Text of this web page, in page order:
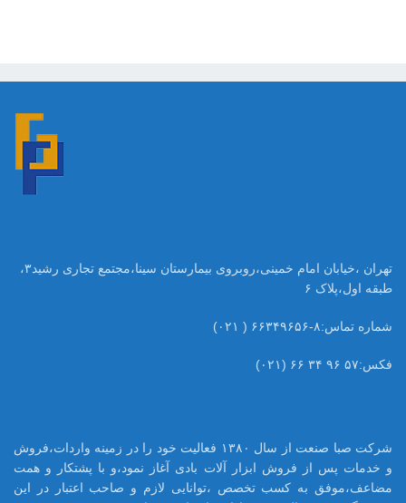
تهران ،خیابان امام خمینی،روبروی بیمارستان سینا،مجتمع تجاری رشید۳،
طبقه اول،پلاک ۶
شماره تماس:۸-۶۶۳۴۹۶۵۶ ( ۰۲۱)
فکس:۵۷ ۹۶ ۳۴ ۶۶ (۰۲۱)
شرکت صبا صنعت از سال ۱۳۸۰ فعالیت خود را در زمینه واردات،فروش
و خدمات پس از فروش ابزار آلات بادی آغاز نمود،و با پشتکار و همت
مضاعف،موفق به کسب تخصص ،توانایی لازم و صاحب اعتبار در این